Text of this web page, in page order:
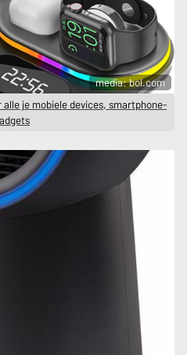
media: bol.com
je mobiele devices, smartphone-